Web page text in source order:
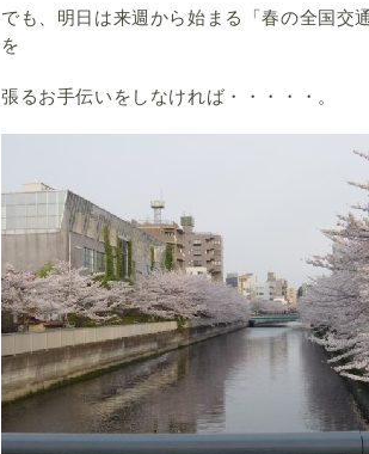
でも、明日は来週から始まる「春の全国交
を
張るお手伝いをしなければ・・・・・。